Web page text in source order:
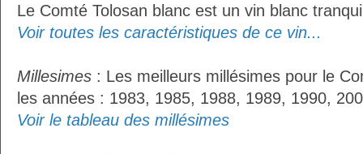
Le Comté Tolosan blanc est un vin blanc
Voir toutes les caractéristiques de ce vin...
Millesimes : Les meilleurs millésimes pour le
les années : 1983, 1985, 1988, 1989, 1990,
Voir le tableau des millésimes